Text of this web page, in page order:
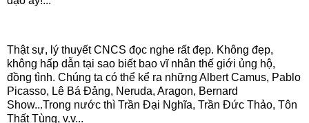
Thật sự, lý thuyết CNCS đọc nghe rất đẹp. Không đẹp,
không hấp dẫn tại sao biết bao vĩ nhân thế giới ủng hộ,
đồng tình. Chúng ta có thể kể ra những Albert Camus, Pablo
Picasso, Lê Bá Đảng, Neruda, Aragon, Bernard
Show...Trong nước thì Trần Đại Nghĩa, Trần Đức Thảo, Tôn
Thất Tùng, v.v...